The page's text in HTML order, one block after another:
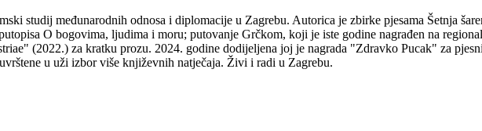
studij međunarodnih odnosa i diplomacije u Zagrebu. Autorica je zbirke pjesama Šetnja
O bogovima, ljudima i moru; putovanje Grčkom, koji je iste godine nagrađen na
(2022.) za kratku prozu. 2024. godine dodijeljena joj je nagrada "Zdravko Pucak" za
u uži izbor više književnih natječaja. Živi i radi u Zagrebu.